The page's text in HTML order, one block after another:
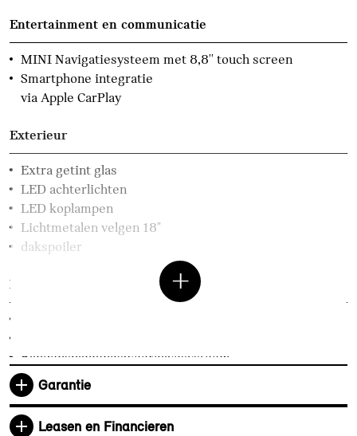
Entertainment en communicatie
MINI Navigatiesysteem met 8,8'' touch screen
Smartphone integratie
via Apple CarPlay
Exterieur
Extra getint glas
LED achterlichten
LED koplampen
Lichtmetalen velgen 18"
dakspoiler
Elektrische voorzieningen
Bandenspanningsweergavesysteem
Regen- en lichtsensor
Aandrijving en onderstel
Garantie
Leasen en Financieren